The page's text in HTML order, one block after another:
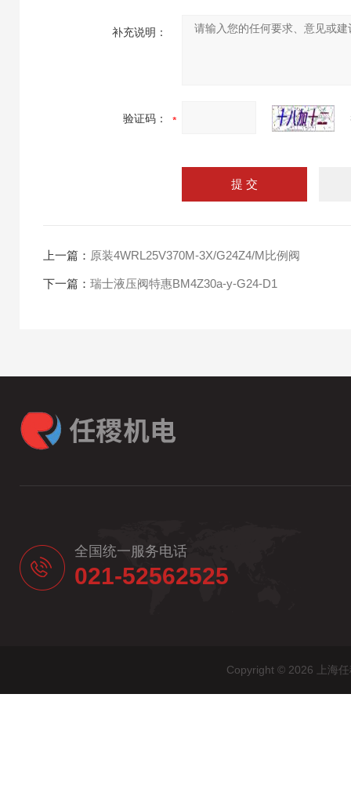
补充说明：
验证码：
上一篇： 原装4WRL25V370M-3X/G24Z4/M比例阀
下一篇： 瑞士液压阀特惠BM4Z30a-y-G24-D1
全国统一服务电话
021-52562525
Copyright © 2026 上海